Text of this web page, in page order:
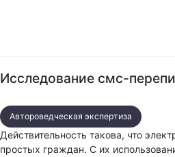
Фоноскопическая экспертиза
Экспертиза электробытовой
Лингвистическая экспертиза
Автороведческая экспертиза
Физико-химическая экспертиза
Исследование смс-
Автороведческая экспертиза
Действительность такова, что
простых граждан. С их